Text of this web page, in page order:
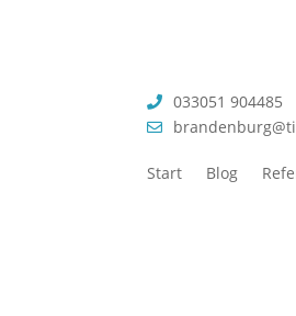
033051 904485
Start Blog